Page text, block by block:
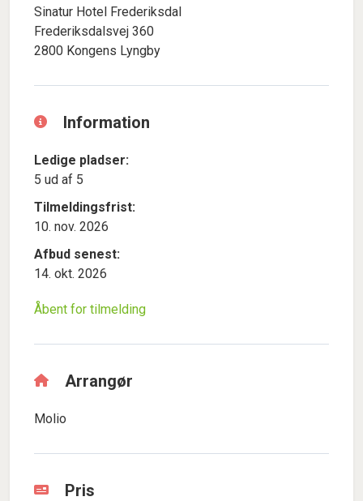
Sinatur Hotel Frederiksdal
Frederiksdalsvej 360
2800 Kongens Lyngby
Information
Ledige pladser:
5 ud af 5
Tilmeldingsfrist:
10. nov. 2026
Afbud senest:
14. okt. 2026
Åbent for tilmelding
Arrangør
Molio
Pris